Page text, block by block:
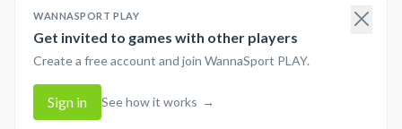
WANNASPORT PLAY
Get invited to games with other players
Create a free account and join WannaSport PLAY.
Sign in See how it works →